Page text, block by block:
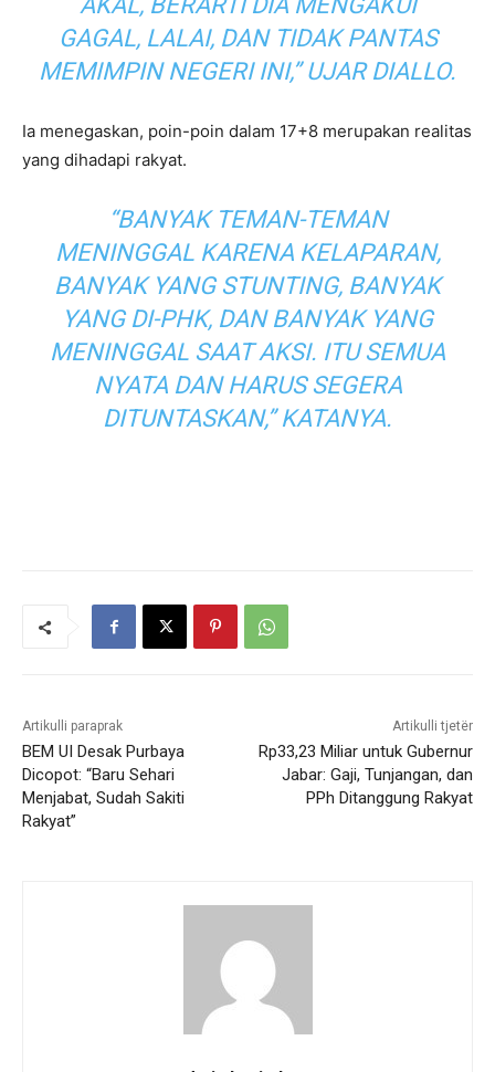
GAGAL, LALAI, DAN TIDAK PANTAS
MEMIMPIN NEGERI INI,”UJAR DIALLO.
Ia menegaskan, poin-poin dalam 17+8 merupakan realitas
yang dihadapi rakyat.
“BANYAK TEMAN-TEMAN
MENINGGAL KARENA KELAPARAN,
BANYAK YANG STUNTING, BANYAK
YANG DI-PHK, DAN BANYAK YANG
MENINGGAL SAAT AKSI. ITU SEMUA
NYATA DAN HARUS SEGERA
DITUNTASKAN,”KATANYA.
Artikulli paraprak
BEM UI Desak Purbaya
Dicopot: “Baru Sehari
Menjabat, Sudah Sakiti
Rakyat”
Artikulli tjetër
Rp33,23 Miliar untuk Gubernur
Jabar: Gaji, Tunjangan, dan
PPh Ditanggung Rakyat